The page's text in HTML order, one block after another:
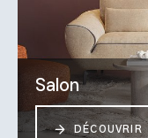
Salon
DÉCOUVRIR